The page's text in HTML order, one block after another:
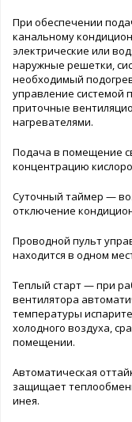
При обеспечении
канальному
электрические или
наружные решетки,
необходимый
управление системой
приточные
нагревателями.
Подача в помещение
концентрацию
Суточный таймер —
отключение
Проводной пульт
находится в одном
Теплый старт — при
вентилятора
температуры
холодного воздуха,
помещении.
Автоматическая
защищает
инея.